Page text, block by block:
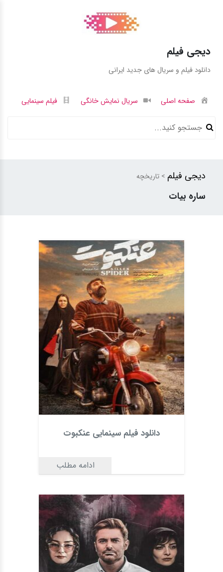
دیجی فیلم
دانلود فیلم و سریال های جدید ایرانی
صفحه اصلی سریال نمایش خانگی فیلم سینمایی
دیجی فیلم > تاریخچه
ساره بیات
دانلود فیلم سینمایی عنکبوت
ادامه مطلب